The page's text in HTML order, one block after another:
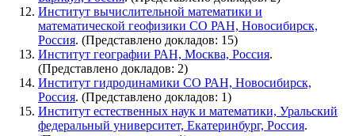
Институт вычислительной математики и
математической геофизики СО РАН, Новосибирск,
Россия. (Представлено докладов: 15)
Институт географии РАН, Москва, Россия.
(Представлено докладов: 2)
Институт гидродинамики СО РАН, Новосибирск,
Россия. (Представлено докладов: 1)
Институт естественных наук и математики, Уральский
федеральный университет, Екатеринбург, Россия.